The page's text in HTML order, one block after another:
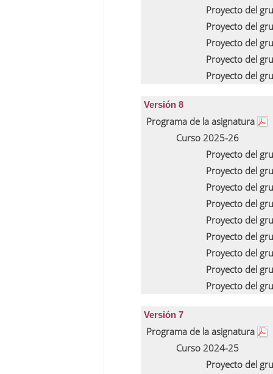
Proyecto del
Proyecto del
Proyecto del
Proyecto del
Proyecto del
Versión 8
Programa de la asignatura
Curso 2025-26
Proyecto del
Proyecto del
Proyecto del
Proyecto del
Proyecto del
Proyecto del
Proyecto del
Proyecto del
Proyecto del
Versión 7
Programa de la asignatura
Curso 2024-25
Proyecto del